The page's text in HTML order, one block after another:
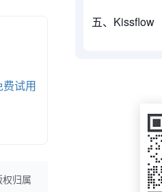
费试用
权归属
五、Kissflow